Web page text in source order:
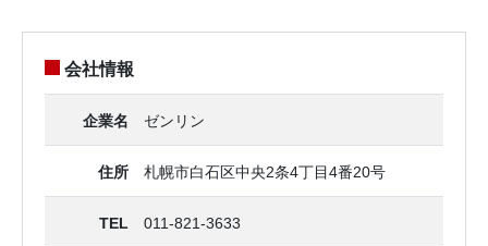
会社情報
企業名 ゼンリン
住所 札幌市白石区中央2条4丁目4番20号
TEL 011-821-3633